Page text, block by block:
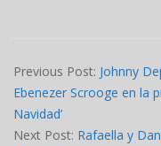
10-
24
Previous Post: Johnny
Ebenezer Scrooge en la
Navidad’
Next Post: Rafaella y